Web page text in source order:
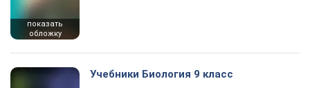
показать
обложку
Учебники Биология 9 класс